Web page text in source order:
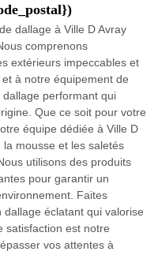
dallage à Ville D Avray
comprenons
extérieurs impeccables et
à notre équipement de
performant qui
Que ce soit pour votre
équipe dédiée à Ville D
mousse et les saletés
utilisons des produits
pour garantir un
Faites
éclatant qui valorise
satisfaction est notre
vos attentes à